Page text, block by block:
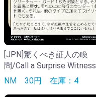
[JPN]驚くべき証人の喚
問/Call a Surprise Witness
NM 30円 在庫：4